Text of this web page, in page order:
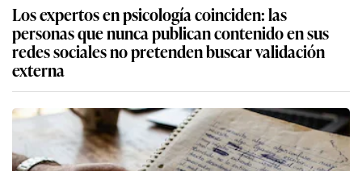
Los expertos en psicología coinciden: las
personas que nunca publican contenido en sus
redes sociales no pretenden buscar validación
externa